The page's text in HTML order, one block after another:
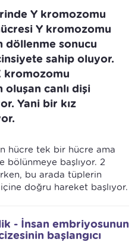
Y kromozomu
Y kromozomu
döllenme sonucu
sahip oluyor.
kromozomu
canlı dişi
Yani bir kız
hücre tek bir hücre ama
bölünmeye başlıyor. 2
bu arada tüplerin
doğru hareket başlıyor.
- İnsan embriyosunun
başlangıcı